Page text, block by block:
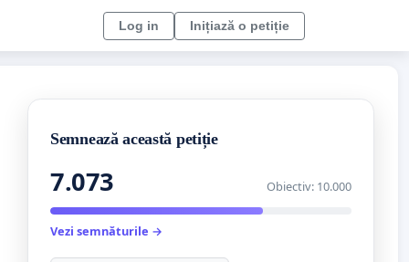
Log in Inițiază o petiție
Semnează această petiție
7.073 Obiectiv: 10.000
Vezi semnăturile →